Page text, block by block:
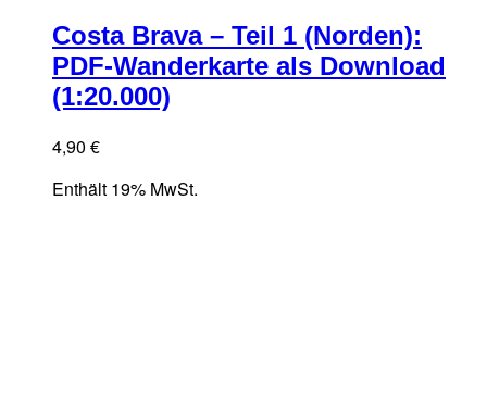
Costa Brava – Teil 1 (Norden):
PDF-Wanderkarte als Download
(1:20.000)
4,90 €
Enthält 19% MwSt.